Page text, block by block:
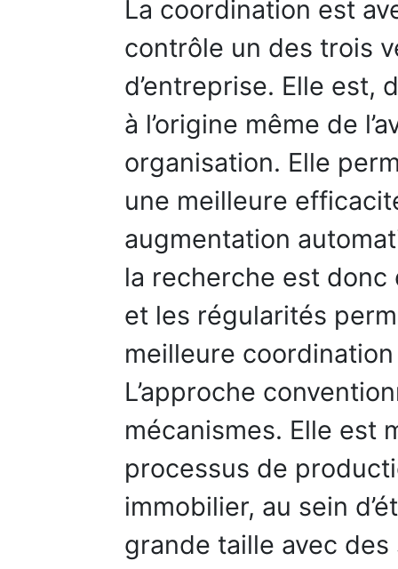
La coordination est
contrôle un des trois
d’entreprise. Elle est,
à l’origine même de
organisation. Elle
une meilleure
augmentation
la recherche est
et les régularités
meilleure
L’approche
mécanismes. Elle est
processus de
immobilier, au sein
grande taille avec